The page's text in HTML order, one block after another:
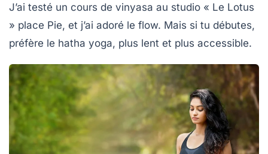
J’ai testé un cours de vinyasa au studio « Le Lotus
» place Pie, et j’ai adoré le flow. Mais si tu débutes,
préfère le hatha yoga, plus lent et plus accessible.